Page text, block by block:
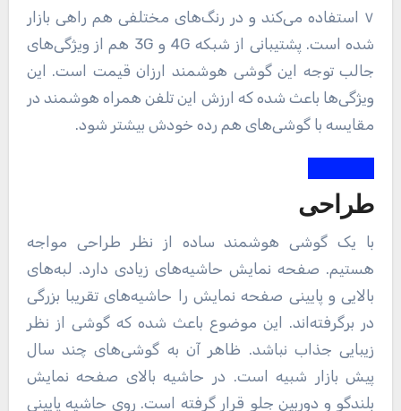
۷ استفاده می‌کند و در رنگ‌های مختلفی هم راهی بازار
شده است. پشتیبانی از شبکه 4G و 3G هم از ویژگی‌های
جالب توجه این گوشی هوشمند ارزان قیمت است. این
ویژگی‌ها باعث شده که ارزش این تلفن همراه هوشمند در
مقایسه با گوشی‌های هم رده خودش بیشتر شود.
طراحی
با یک گوشی هوشمند ساده از نظر طراحی مواجه
هستیم. صفحه نمایش حاشیه‌های زیادی دارد. لبه‌های
بالایی و پایینی صفحه نمایش را حاشیه‌های تقریبا بزرگی
در برگرفته‌اند. این موضوع باعث شده که گوشی از نظر
زیبایی جذاب نباشد. ظاهر آن به گوشی‌های چند سال
پیش بازار شبیه است. در حاشیه بالای صفحه نمایش
بلندگو و دوربین جلو قرار گرفته است. روی حاشیه پایینی